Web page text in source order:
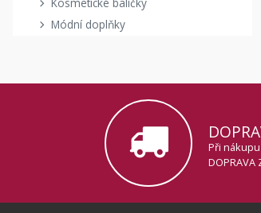
Módní doplňky
Při nákupu
DOPRAVA